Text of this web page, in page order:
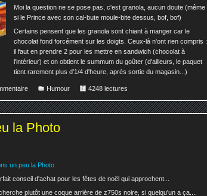
Moi la question ne se pose pas, c'est granola, aucun doute (même
si le Prince avec son cal-bute moule-bite dessus, bof, bof)
Certains pensent que les granola sont chiant à manger car le
chocolat fond forcément sur les doigts. Ceux-là n'ont rien compris :
il faut en prendre 2 pour les mettre en sandwich (chocolat à
l'intérieur) et on obtient le summum du goûter (d'ailleurs, le paquet
tient rarement plus d'1/4 d'heure, après sortie du magasin...)
Humour 4248 lectures
la Photo
un peu la Photo
conseil d'achat pour les fêtes de noël qui approchent...
plutôt une coque arrière de z750s noire, si quelqu'un a ça....